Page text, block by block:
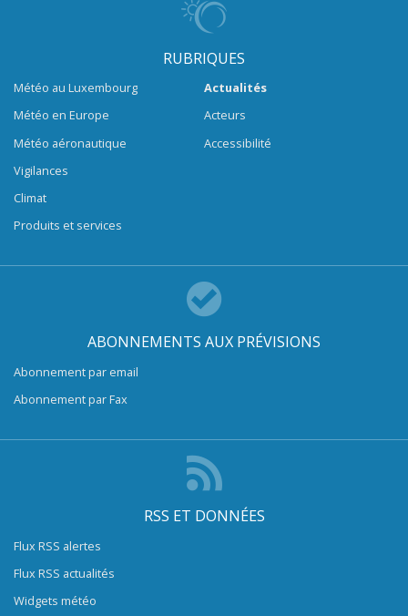
RUBRIQUES
Météo au Luxembourg
Météo en Europe
Météo aéronautique
Vigilances
Climat
Produits et services
Actualités
Acteurs
Accessibilité
ABONNEMENTS AUX PRÉVISIONS
Abonnement par email
Abonnement par Fax
RSS ET DONNÉES
Flux RSS alertes
Flux RSS actualités
Widgets météo